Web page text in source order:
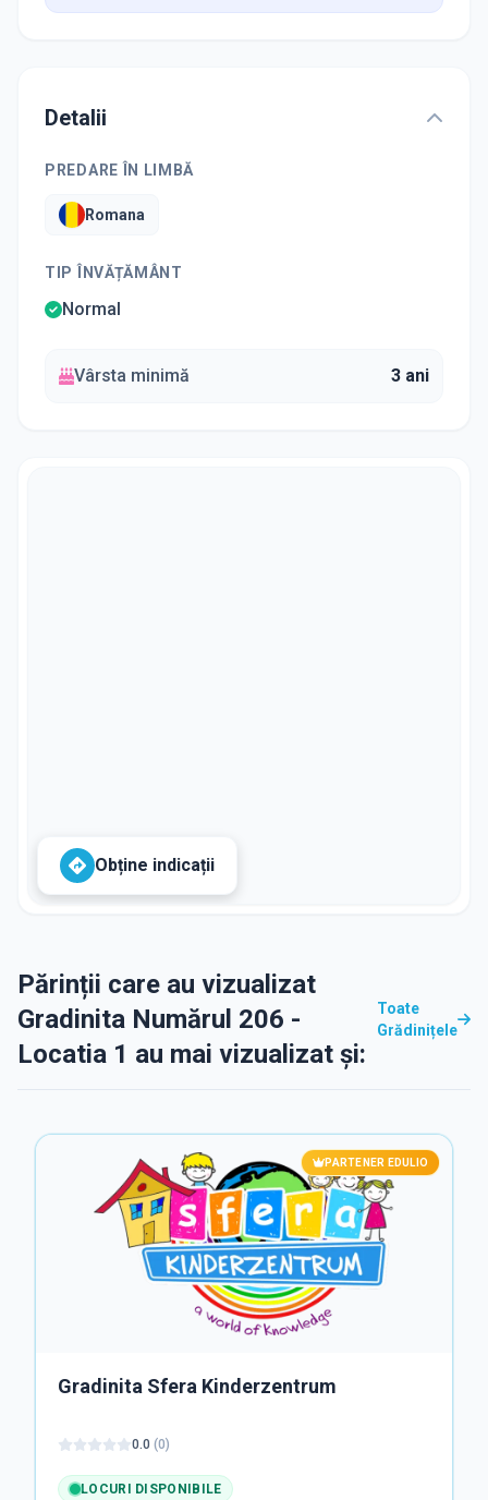
Detalii
PREDARE ÎN LIMBĂ
Romana
TIP ÎNVĂȚĂMÂNT
Normal
Vârsta minimă 3 ani
Obține indicații
Părinții care au vizualizat
Gradinita Numărul 206 -
Locatia 1 au mai vizualizat și:
Toate
Grădinițele
PARTENER EDULIO
Gradinita Sfera Kinderzentrum
0.0 (0)
LOCURI DISPONIBILE